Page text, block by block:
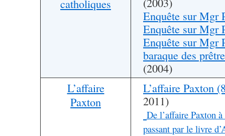
catholiques
Enquête sur Mgr
Enquête sur Mgr
Enquête sur Mgr
baraque des
(2004)
L’affaire
Paxton
L’affaire Paxton
2011)
De l’affaire Paxton
passant par le livre